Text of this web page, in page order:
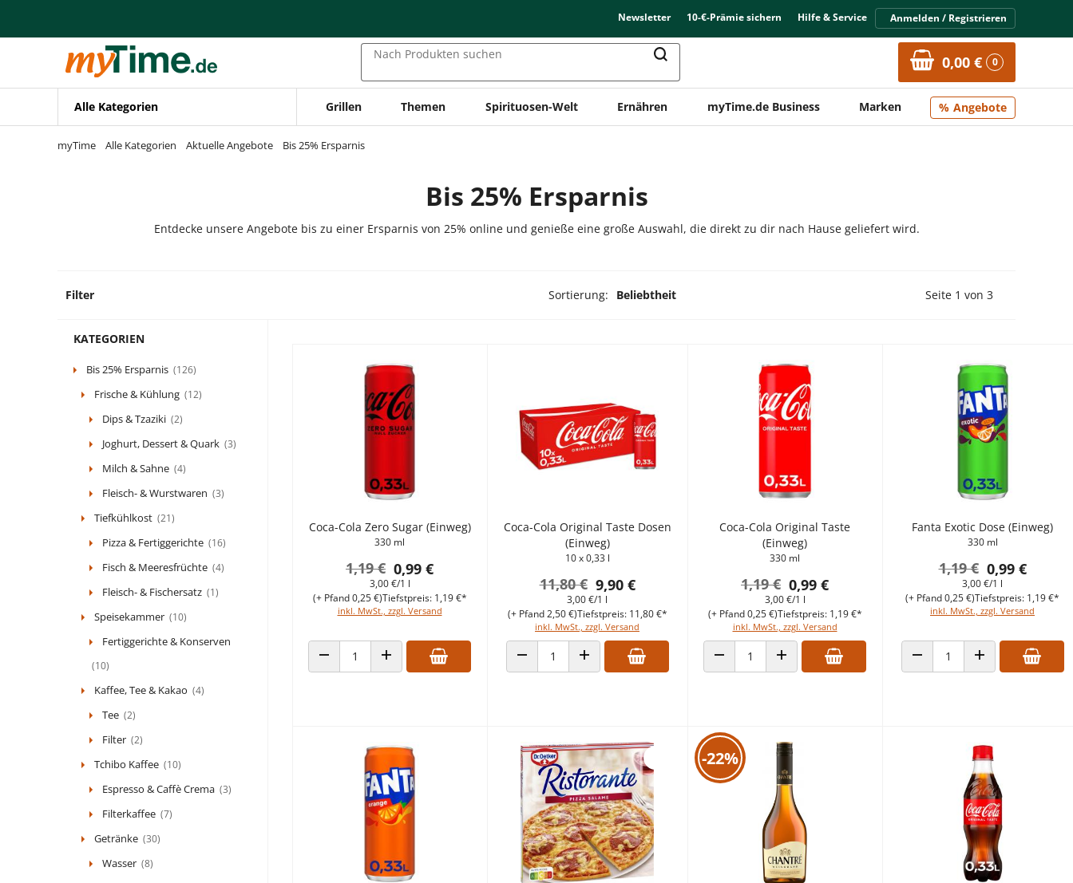
Zur Navigation springen
Zur Suche springen
Newsletter 10-€-Prämie sichern Hilfe & Service Anmelden / Registrieren
Nach Produkten suchen 0,00 € 0
Alle Kategorien Grillen Themen Spirituosen-Welt Ernähren myTime.de Business Marken Angebote
myTime Alle Kategorien Aktuelle Angebote Bis 25% Ersparnis
Bis 25% Ersparnis
Entdecke unsere Angebote bis zu einer Ersparnis von 25% online und genieße eine große Auswahl, die direkt zu dir nach Hause geliefert wird.
Filter Sortierung: Beliebtheit Vorherige Seite
Seite 1 von 3
KATEGORIEN
Bis 25% Ersparnis (126)
Frische & Kühlung (12)
Dips & Tzaziki (2)
Joghurt, Dessert & Quark (3)
Milch & Sahne (4)
Fleisch- & Wurstwaren (3)
Tiefkühlkost (21)
Pizza & Fertiggerichte (16)
Fisch & Meeresfrüchte (4)
Fleisch- & Fischersatz (1)
Speisekammer (10)
Fertiggerichte & Konserven
(10)
Kaffee, Tee & Kakao (4)
Tee (2)
Filter (2)
Tchibo Kaffee (10)
Espresso & Caffè Crema (3)
Filterkaffee (7)
Getränke (30)
Wasser (8)
Coca-Cola Zero Sugar (Einweg)
330 ml
0,99 €
1,19 €
3,00 €/1 l
inkl. MwSt., zzgl. Versand
(+ Pfand 0,25 €)Tiefstpreis: 1,19 €*
ANZAHL VERRINGERNANZAHL ERHÖHEN
Coca-Cola Original Taste Dosen
(Einweg)
10 x 0,33 l
9,90 €
11,80 €
3,00 €/1 l
inkl. MwSt., zzgl. Versand
(+ Pfand 2,50 €)Tiefstpreis: 11,80 €*
ANZAHL VERRINGERNANZAHL ERHÖHEN
Coca-Cola Original Taste
(Einweg)
330 ml
0,99 €
1,19 €
3,00 €/1 l
inkl. MwSt., zzgl. Versand
(+ Pfand 0,25 €)Tiefstpreis: 1,19 €*
ANZAHL VERRINGERNANZAHL ERHÖHEN
Fanta Exotic Dose (Einweg)
330 ml
0,99 €
1,19 €
3,00 €/1 l
inkl. MwSt., zzgl. Versand
(+ Pfand 0,25 €)Tiefstpreis: 1,19 €*
ANZAHL VERRINGERNANZAHL ERHÖHEN
-22%